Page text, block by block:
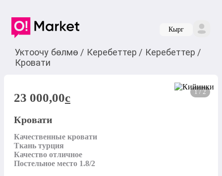
Кырг
Уктоочу бөлмө / Керебеттер / Керебеттер /
Кровати
1 / 2
23 000,00c
Кровати
Качественные кровати
Ткань турция
Качество отличное
Постельное место 1.8/2